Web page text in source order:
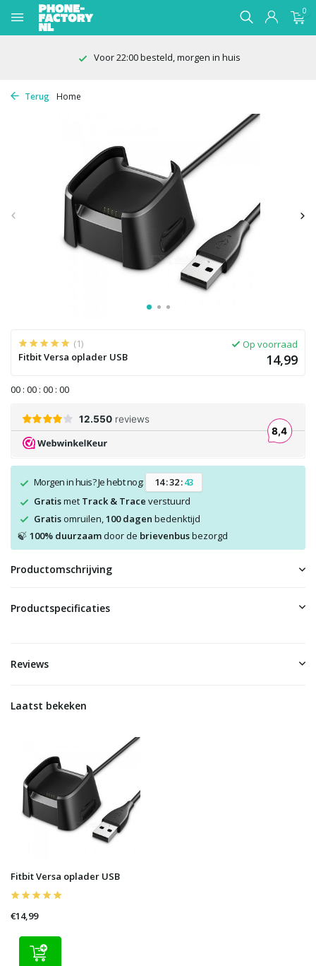
0
Voor 22:00 besteld, morgen in huis
Terug Home
(1)
Fitbit Versa oplader USB
Op voorraad
14,99
00 : 00 : 00 : 00
Morgen in huis? Je hebt nog: 14:32:43
Gratismet Track & Trace verstuurd
Gratisomruilen, 100 dagen bedenktijd
🍃 100% duurzaamdoor de brievenbusbezorgd
Productomschrijving
Productspecificaties
Reviews
Laatst bekeken
Fitbit Versa oplader USB
€14,99